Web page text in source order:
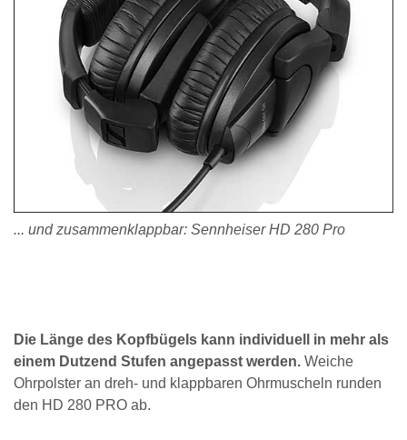
... und zusammenklappbar: Sennheiser HD 280 Pro
Die Länge des Kopfbügels kann individuell in mehr als
einem Dutzend Stufen angepasst werden. Weiche
Ohrpolster an dreh- und klappbaren Ohrmuscheln runden
den HD 280 PRO ab.